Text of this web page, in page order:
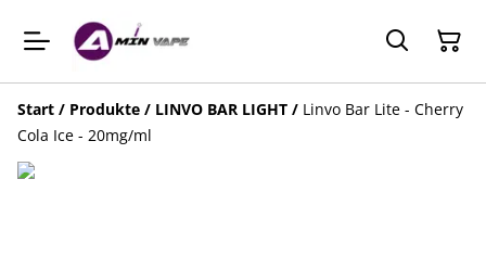
Start / Produkte / LINVO BAR LIGHT / Linvo Bar Lite - Cherry
Cola Ice - 20mg/ml